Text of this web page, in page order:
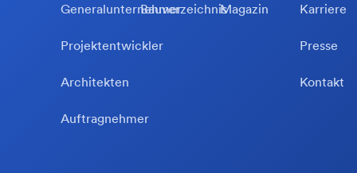
Generalunternehmer
Projektentwickler
Architekten
Auftragnehmer
BauverzeichnisMagazin Karriere
Presse
Kontakt